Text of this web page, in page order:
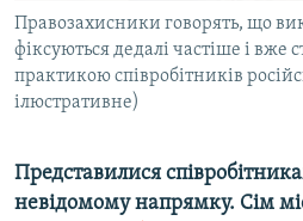
Усі сайти RFE/RL
Правозахисники говорять, що
фіксуються дедалі частіше і вже
практикою співробітників
ілюстративне)
Представилися
невідомому напрямку. Сім